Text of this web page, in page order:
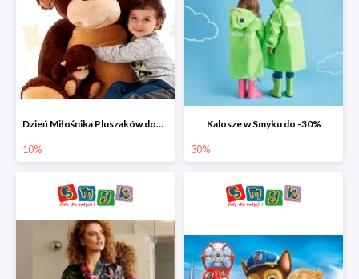
Dzień Miłośnika Pluszaków dodatkowy rabat -10%
10%
Kalosze w Smyku do -30%
30%